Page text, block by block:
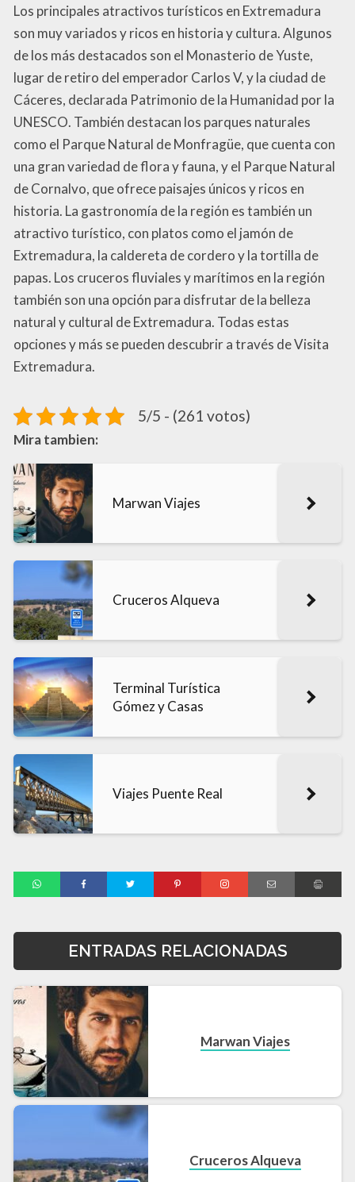
Los principales atractivos turísticos en Extremadura
son muy variados y ricos en historia y cultura. Algunos
de los más destacados son el Monasterio de Yuste,
lugar de retiro del emperador Carlos V, y la ciudad de
Cáceres, declarada Patrimonio de la Humanidad por la
UNESCO. También destacan los parques naturales
como el Parque Natural de Monfragüe, que cuenta con
una gran variedad de flora y fauna, y el Parque Natural
de Cornalvo, que ofrece paisajes únicos y ricos en
historia. La gastronomía de la región es también un
atractivo turístico, con platos como el jamón de
Extremadura, la caldereta de cordero y la tortilla de
papas. Los cruceros fluviales y marítimos en la región
también son una opción para disfrutar de la belleza
natural y cultural de Extremadura. Todas estas
opciones y más se pueden descubrir a través de Visita
Extremadura.
5/5 - (261 votos)
Mira tambien:
Marwan Viajes
Cruceros Alqueva
Terminal Turística
Gómez y Casas
Viajes Puente Real
ENTRADAS RELACIONADAS
Marwan Viajes
Cruceros Alqueva